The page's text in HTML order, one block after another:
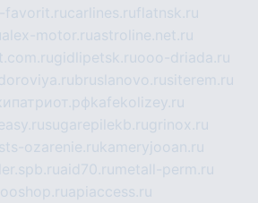
favorit.rucarlines.ruflatnsk.ru
alex-motor.ruastroline.net.ru
gidlipetsk.ruooo-driada.ru
bruslanovo.rusiterem.ru
kafekolizey.ru
sugarepilekb.rugrinox.ru
ozarenie.rukameryjooan.ru
aid70.ru metall-perm.ru
apiaccess.ru